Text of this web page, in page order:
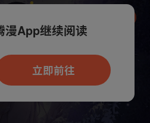
阅读，可打开App新用
7天免费看
漫App继续阅读
立即前往